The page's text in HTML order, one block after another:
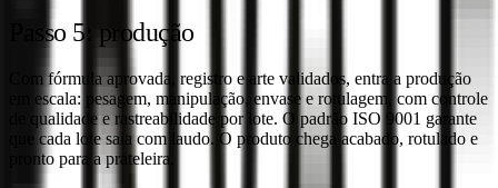
Passo 5: produção
Com fórmula aprovada, registro e arte validados, entra a produção
em escala: pesagem, manipulação, envase e rotulagem, com controle
de qualidade e rastreabilidade por lote. O padrão ISO 9001 garante
que cada lote saia com laudo. O produto chega acabado, rotulado e
pronto para a prateleira.